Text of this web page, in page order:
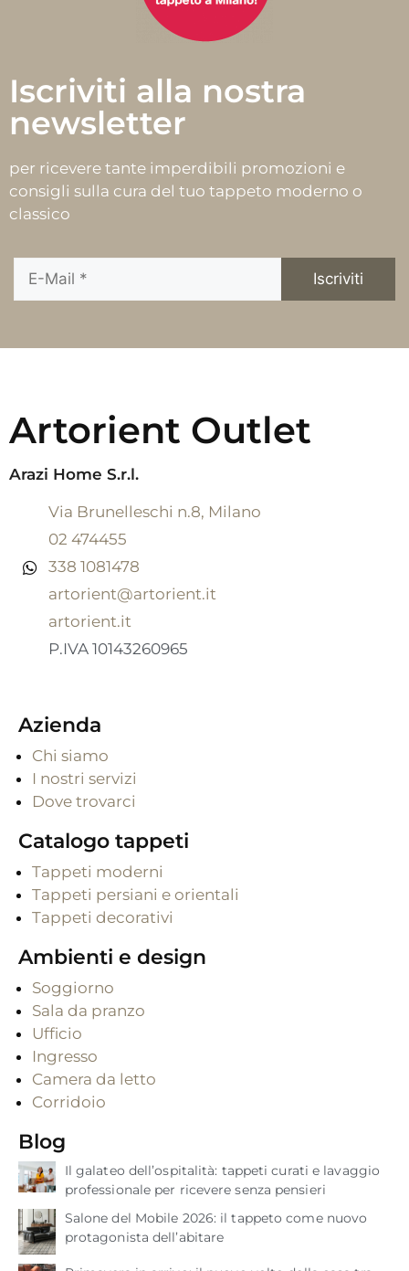
Iscriviti alla nostra
newsletter
per ricevere tante imperdibili promozioni e
consigli sulla cura del tuo tappeto moderno o
classico
Artorient Outlet
Arazi Home S.r.l.
Via Brunelleschi n.8, Milano
02 474455
338 1081478
artorient@artorient.it
artorient.it
P.IVA 10143260965
Azienda
Chi siamo
I nostri servizi
Dove trovarci
Catalogo tappeti
Tappeti moderni
Tappeti persiani e orientali
Tappeti decorativi
Ambienti e design
Soggiorno
Sala da pranzo
Ufficio
Ingresso
Camera da letto
Corridoio
Blog
Il galateo dell’ospitalità: tappeti curati e lavaggio
professionale per ricevere senza pensieri
Salone del Mobile 2026: il tappeto come nuovo
protagonista dell’abitare